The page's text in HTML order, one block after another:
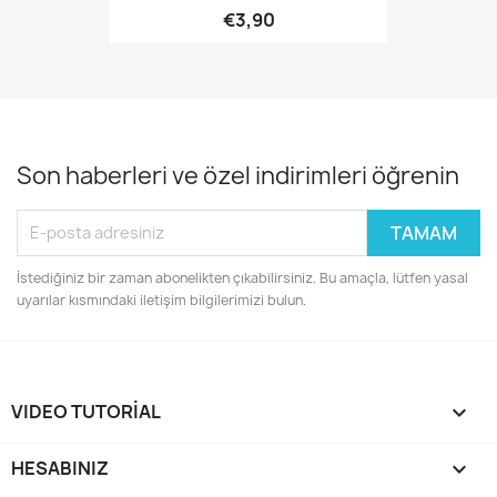
€3,90
Son haberleri ve özel indirimleri öğrenin
İstediğiniz bir zaman abonelikten çıkabilirsiniz. Bu amaçla, lütfen yasal
uyarılar kısmındaki iletişim bilgilerimizi bulun.
VIDEO TUTORIAL 
HESABINIZ 